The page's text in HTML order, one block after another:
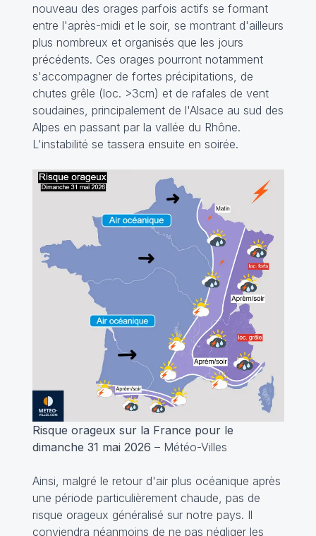
nouveau des orages parfois actifs se formant
entre l'après-midi et le soir, se montrant d'ailleurs
plus nombreux et organisés que les jours
précédents. Ces orages pourront notamment
s'accompagner de fortes précipitations, de
chutes grêle (loc. >3cm) et de rafales de vent
soudaines, principalement de l'Alsace au sud des
Alpes en passant par la vallée du Rhône.
L'instabilité se tassera ensuite en soirée.
Risque orageux sur la France pour le
dimanche 31 mai 2026 – Météo-Villes
Ainsi, malgré le retour d'air plus océanique après
une période particulièrement chaude, pas de
risque orageux généralisé sur notre pays. Il
conviendra néanmoins de ne pas négliger les